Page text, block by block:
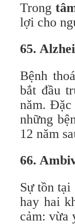
Trong
lợi cho
65.
Bệnh
bắt đầu
năm. Đặc
những
12 năm
66.
Sự tồn
hay hai
cảm: vừa